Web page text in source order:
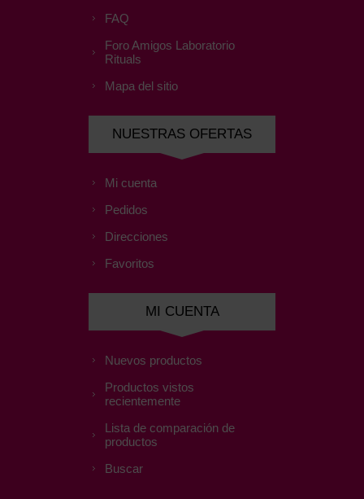
FAQ
Foro Amigos Laboratorio
Rituals
Mapa del sitio
NUESTRAS OFERTAS
Mi cuenta
Pedidos
Direcciones
Favoritos
MI CUENTA
Nuevos productos
Productos vistos
recientemente
Lista de comparación de
productos
Buscar